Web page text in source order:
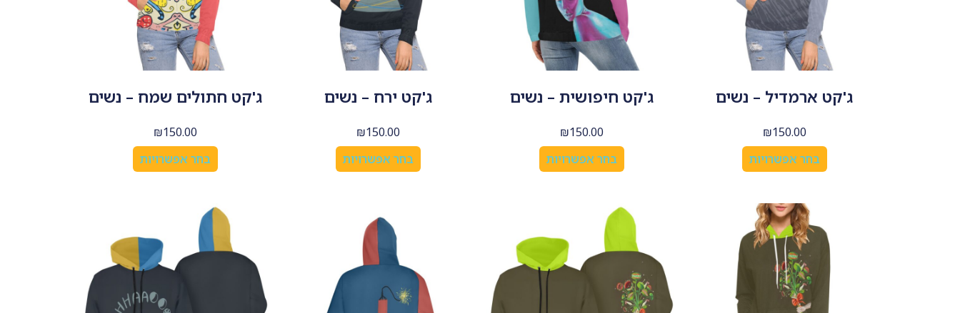
ג'קט ארמדיל – נשים
₪150.00
בחר אפשרויות
ג'קט חיפושית – נשים
₪150.00
בחר אפשרויות
ג'קט ירח – נשים
₪150.00
בחר אפשרויות
ג'קט חתולים שמח – נשים
₪150.00
בחר אפשרויות